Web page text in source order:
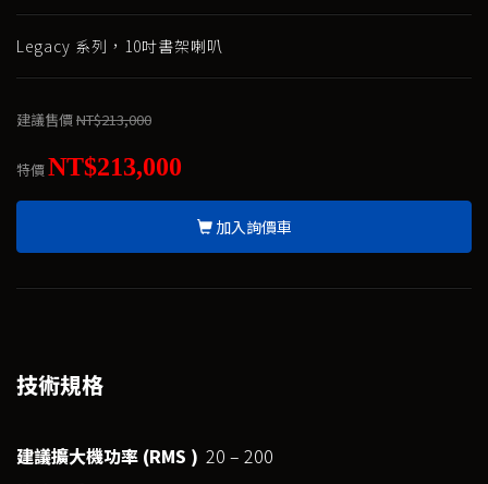
Legacy 系列，10吋書架喇叭
建議售價NT$213,000
特價NT$213,000
加入詢價車
技術規格
建議擴大機功率 (RMS ) 20 – 200